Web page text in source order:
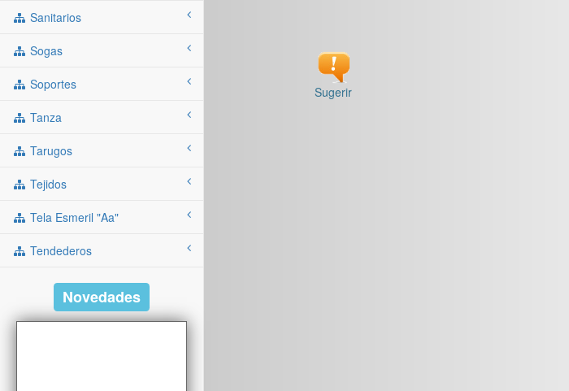
Sanitarios
Sogas
Soportes
Tanza
Tarugos
Tejidos
Tela Esmeril "aa"
Tendederos
Novedades
Sugerir